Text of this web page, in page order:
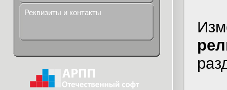
Реквизиты и контакты